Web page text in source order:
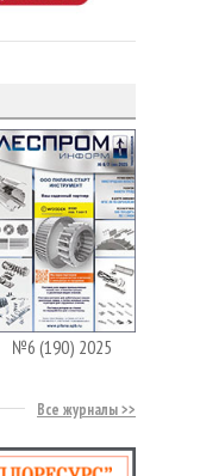
№6 (190) 2025
Все журналы